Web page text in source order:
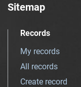
Sitemap
Records
My records
All records
Create record